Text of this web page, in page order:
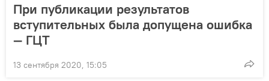
При публикации результатов
вступительных была допущена ошибка
— ГЦТ
13 сентября 2020, 15:05